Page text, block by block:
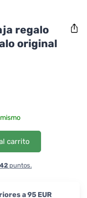
regalo
original
carrito
puntos.
a 95 EUR